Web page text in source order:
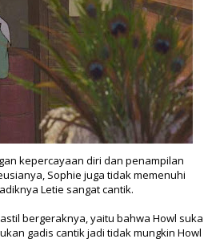
kepercayaan diri dan penampilan
Sophie juga tidak memenuhi
Letie sangat cantik.
bergeraknya, yaitu bahwa Howl suka
gadis cantik jadi tidak mungkin Howl